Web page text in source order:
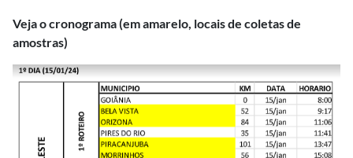
Veja o cronograma (em amarelo, locais de coletas de
amostras)